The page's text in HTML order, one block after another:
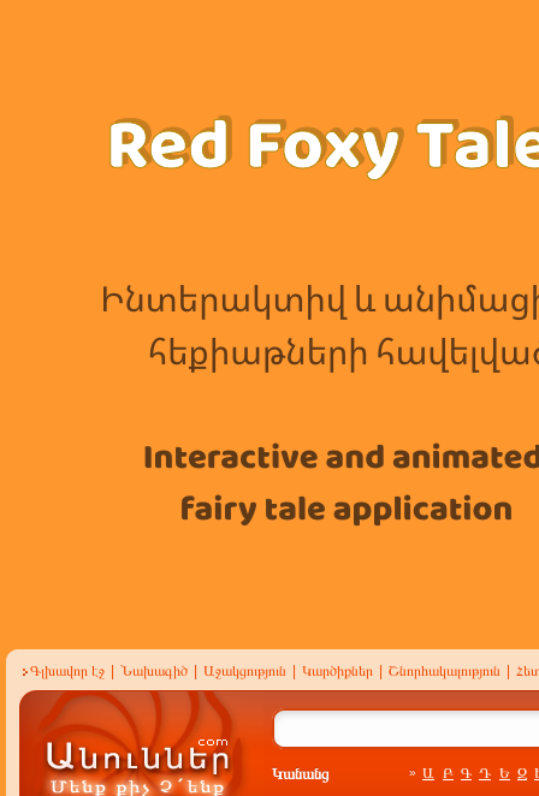
Գլխավոր էջ Նախագիծ Աջակցություն Կարծիքներ Շնորհակալություն
Կանանց » Ա Բ Գ Դ Ե Զ